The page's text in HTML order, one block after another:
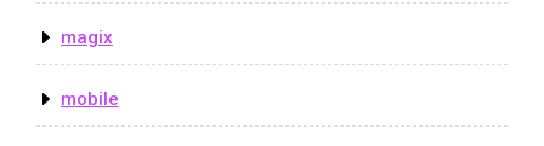
magix
mobile